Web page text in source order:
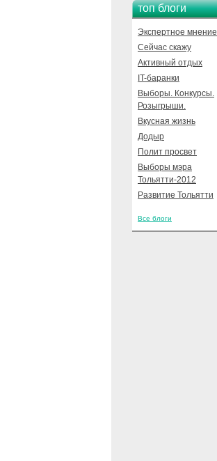
топ блоги
Экспертное мнение
Сейчас скажу
Активный отдых
IT-баранки
Выборы. Конкурсы.
Розыгрыши.
Вкусная жизнь
Додыр
Полит просвет
Выборы мэра
Тольятти-2012
Развитие Тольятти
Все блоги